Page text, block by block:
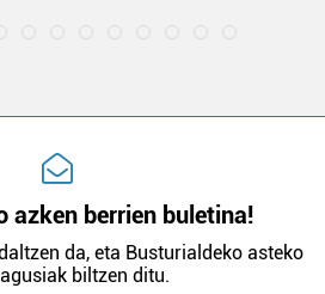
azken berrien buletina!
da, eta Busturialdeko asteko
biltzen ditu.